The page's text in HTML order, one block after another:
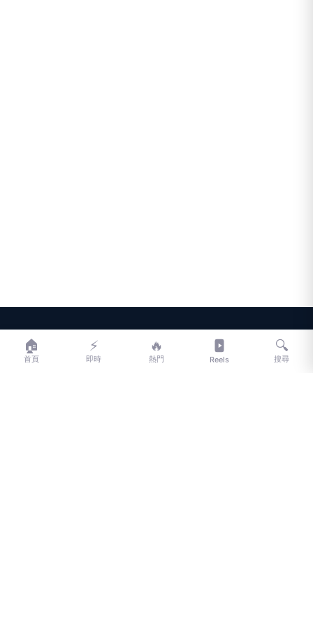
LIFE
LIFE 生活網是台灣領先的生活資訊平台，提供即時新聞、生活、健康、
🏠
首頁
⚡
即時
🔥
熱門 Reels
🔍
搜尋